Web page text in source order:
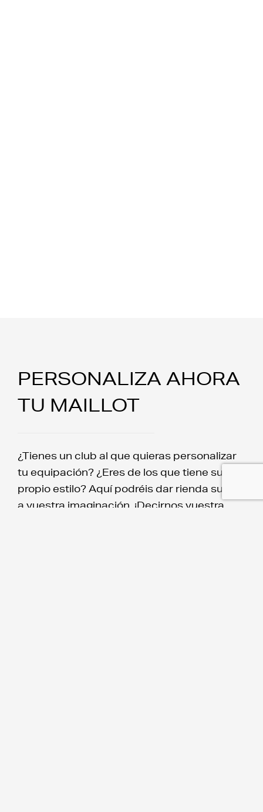
PERSONALIZA AHORA
TU MAILLOT
¿Tienes un club al que quieras personalizar
tu equipación? ¿Eres de los que tiene su
propio estilo? Aquí podréis dar rienda suelta
a vuestra imaginación. ¡Decirnos vuestra